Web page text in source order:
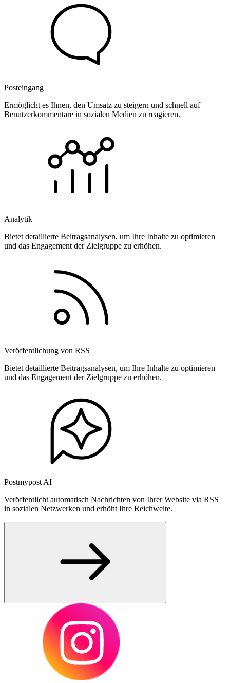
Posteingang
Ermöglicht es Ihnen, den Umsatz zu steigern und schnell auf
Benutzerkommentare in sozialen Medien zu reagieren.
Analytik
Bietet detaillierte Beitragsanalysen, um Ihre Inhalte zu optimieren
und das Engagement der Zielgruppe zu erhöhen.
Veröffentlichung von RSS
Bietet detaillierte Beitragsanalysen, um Ihre Inhalte zu optimieren
und das Engagement der Zielgruppe zu erhöhen.
Postmypost AI
Veröffentlicht automatisch Nachrichten von Ihrer Website via RSS
in sozialen Netzwerken und erhöht Ihre Reichweite.